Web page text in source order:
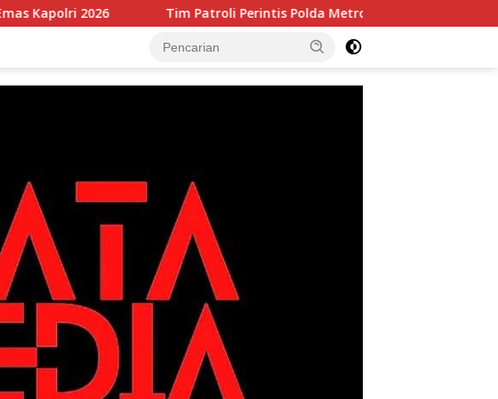
Tim Patroli Perintis Polda Metro Jaya Amankan 3 Pemuda di Jalan I Gusti